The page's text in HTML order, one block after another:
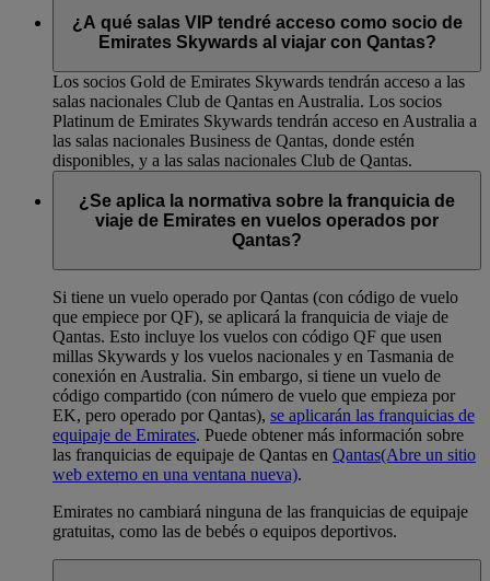
¿A qué salas VIP tendré acceso como socio de
Emirates Skywards al viajar con Qantas?
Los socios Gold de Emirates Skywards tendrán acceso a las
salas nacionales Club de Qantas en Australia. Los socios
Platinum de Emirates Skywards tendrán acceso en Australia a
las salas nacionales Business de Qantas, donde estén
disponibles, y a las salas nacionales Club de Qantas.
¿Se aplica la normativa sobre la franquicia de
viaje de Emirates en vuelos operados por
Qantas?
Si tiene un vuelo operado por Qantas (con código de vuelo
que empiece por QF), se aplicará la franquicia de viaje de
Qantas. Esto incluye los vuelos con código QF que usen
millas Skywards y los vuelos nacionales y en Tasmania de
conexión en Australia. Sin embargo, si tiene un vuelo de
código compartido (con número de vuelo que empieza por
EK, pero operado por Qantas), se aplicarán las franquicias de
equipaje de Emirates. Puede obtener más información sobre
las franquicias de equipaje de Qantas en Qantas(Abre un sitio
web externo en una ventana nueva).
Emirates no cambiará ninguna de las franquicias de equipaje
gratuitas, como las de bebés o equipos deportivos.